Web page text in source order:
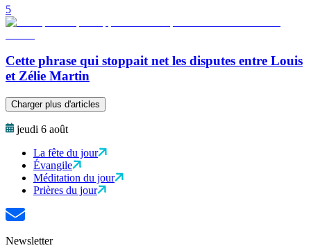
5
Cette phrase qui stoppait net les disputes entre Louis
et Zélie Martin
Charger plus d'articles
jeudi 6 août
La fête du jour
Évangile
Méditation du jour
Prières du jour
Newsletter